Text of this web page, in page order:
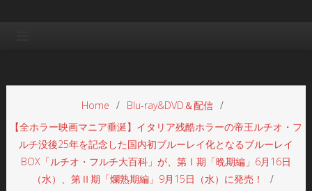
Home
Blu-ray&DVD＆配信
【全ホラー映画マニア垂涎】イタリア残酷ホラーの帝王ルチオ・フ
ルチ没後25年を記念した国内初ブルーレイ化となるブルーレイ
BOX「ルチオ・フルチ大百科」が、第Ⅰ期「晩期編」6月16日
（水）、第Ⅱ期「爛熟期編」9月15日（水）に発売！